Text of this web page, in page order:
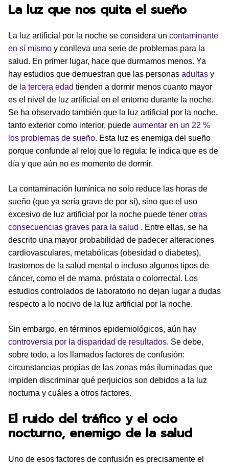
La luz que nos quita el sueño
La luz artificial por la noche se considera un contaminante
en sí mismo y conlleva una serie de problemas para la
salud. En primer lugar, hace que durmamos menos. Ya
hay estudios que demuestran que las personas adultas y
de la tercera edad tienden a dormir menos cuanto mayor
es el nivel de luz artificial en el entorno durante la noche.
Se ha observado también que la luz artificial por la noche,
tanto exterior como interior, puede aumentar en un 22 %
los problemas de sueño. Esta luz es enemiga del sueño
porque confunde al reloj que lo regula: le indica que es de
día y que aún no es momento de dormir.
La contaminación lumínica no solo reduce las horas de
sueño (que ya sería grave de por sí), sino que el uso
excesivo de luz artificial por la noche puede tener otras
consecuencias graves para la salud . Entre ellas, se ha
descrito una mayor probabilidad de padecer alteraciones
cardiovasculares, metabólicas (obesidad o diabetes),
trastornos de la salud mental o incluso algunos tipos de
cáncer, como el de mama, próstata o colorrectal. Los
estudios controlados de laboratorio no dejan lugar a dudas
respecto a lo nocivo de la luz artificial por la noche.
Sin embargo, en términos epidemiológicos, aún hay
controversia por la disparidad de resultados. Se debe,
sobre todo, a los llamados factores de confusión:
circunstancias propias de las zonas más iluminadas que
impiden discriminar qué perjuicios son debidos a la luz
nocturna y cuáles a otros factores.
El ruido del tráfico y el ocio
nocturno, enemigo de la salud
Uno de esos factores de confusión es precisamente el